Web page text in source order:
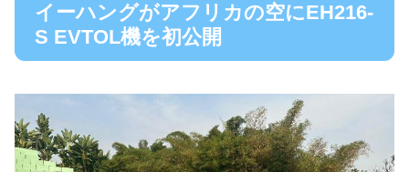
イーハングがアフリカの空にEH216-
S EVTOL機を初公開